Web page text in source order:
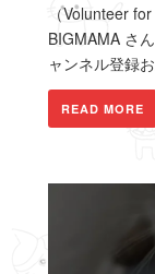
（Volunteer
BIGMAMA さ
ャンネル登録
READ MORE